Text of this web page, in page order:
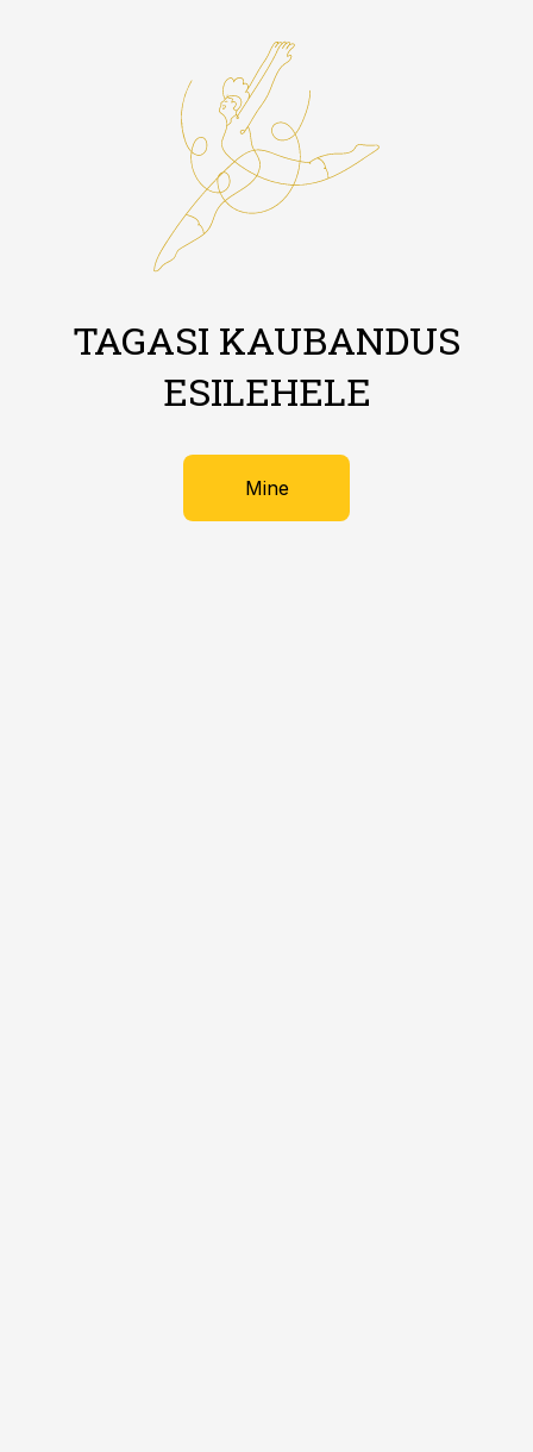
TAGASI KAUBANDUS
ESILEHELE
Mine